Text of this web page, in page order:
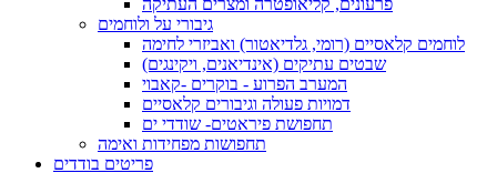
פרעונים, קליאופטרה ומצרים העתיקה
גיבורי על ולוחמים
לוחמים קלאסיים (רומי, גלדיאטור) ואביזרי לחימה
שבטים עתיקים (אינדיאנים, ויקינגים)
המערב הפרוע - בוקרים -קאבוי
דמויות פעולה וגיבורים קלאסיים
תחפושת פיראטים- שודדי ים
תחפושות מפחידות ואימה
פריטים בודדים